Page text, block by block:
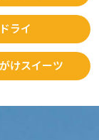
ドライ
けスイーツ